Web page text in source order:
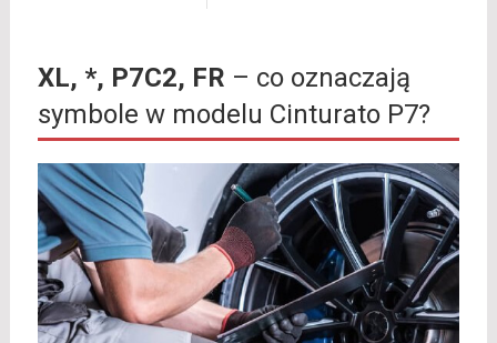
XL, *, P7C2, FR – co oznaczają
symbole w modelu Cinturato P7?